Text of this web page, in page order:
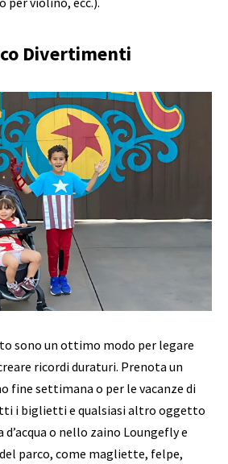
Divertimenti
sono un ottimo modo per legare
ricordi duraturi. Prenota un
fine settimana o per le vacanze di
i biglietti e qualsiasi altro oggetto
o nello zaino Loungefly e
parco, come magliette, felpe,